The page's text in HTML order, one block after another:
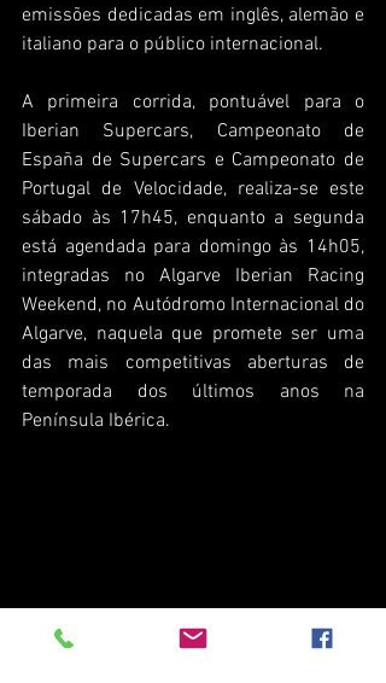
emissões dedicadas em inglês, alemão e
italiano para o público internacional.
A primeira corrida, pontuável para o
Iberian Supercars, Campeonato de
España de Supercars e Campeonato de
Portugal de Velocidade, realiza-se este
sábado às 17h45, enquanto a segunda
está agendada para domingo às 14h05,
integradas no Algarve Iberian Racing
Weekend, no Autódromo Internacional do
Algarve, naquela que promete ser uma
das mais competitivas aberturas de
temporada dos últimos anos na
Península Ibérica.